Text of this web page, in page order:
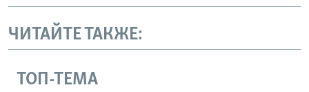
ЧИТАЙТЕ ТАКЖЕ:
ТОП-ТЕМА